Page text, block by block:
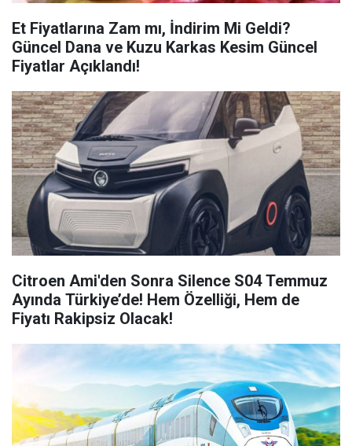
Et Fiyatlarına Zam mı, İndirim Mi Geldi?
Güncel Dana ve Kuzu Karkas Kesim Güncel
Fiyatlar Açıklandı!
Citroen Ami'den Sonra Silence S04 Temmuz
Ayında Türkiye’de! Hem Özelliği, Hem de
Fiyatı Rakipsiz Olacak!